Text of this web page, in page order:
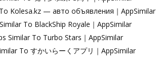
Kolesa.kz — авто объявления｜AppSimilar
To BlackShip Royale｜AppSimilar
Similar To Turbo Stars｜AppSimilar
To すかいらーくアプリ｜AppSimilar